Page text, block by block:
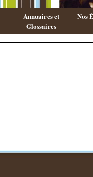
Annuaires et
Glossaires
Nos